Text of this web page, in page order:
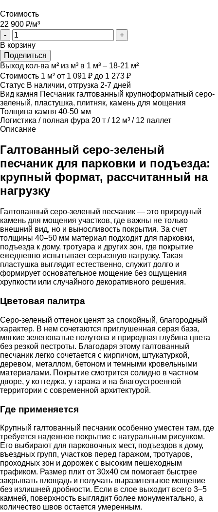
Стоимость
22 900 ₽/м³
-
+
В корзину
Поделиться
Выход кол-ва м² из м³ в 1 м³ – 18-21 м²
Стоимость 1 м² от 1 091 ₽ до 1 273 ₽
Статус В наличии, отгрузка 2-7 дней
Вид камня Песчаник галтованный крупноформатный серо-
зеленый, пластушка, плитняк, камень для мощения
Толщина камня 40-50 мм
Логистика / полная фура 20 т / 12 м³ / 12 паллет
Описание
Галтованный серо-зеленый
песчаник для парковки и подъезда:
крупный формат, рассчитанный на
нагрузку
Галтованный серо-зеленый песчаник — это природный
камень для мощения участков, где важны не только
внешний вид, но и выносливость покрытия. За счет
толщины 40–50 мм материал подходит для парковки,
подъезда к дому, тротуара и других зон, где покрытие
ежедневно испытывает серьезную нагрузку. Такая
пластушка выглядит естественно, служит долго и
формирует основательное мощение без ощущения
хрупкости или случайного декоративного решения.
Цветовая палитра
Серо-зеленый оттенок ценят за спокойный, благородный
характер. В нем сочетаются приглушенная серая база,
мягкие зеленоватые полутона и природная глубина цвета
без резкой пестроты. Благодаря этому галтованный
песчаник легко сочетается с кирпичом, штукатуркой,
деревом, металлом, бетоном и темными кровельными
материалами. Покрытие смотрится солидно в частном
дворе, у коттеджа, у гаража и на благоустроенной
территории с современной архитектурой.
Где применяется
Крупный галтованный песчаник особенно уместен там, где
требуется надежное покрытие с натуральным рисунком.
Его выбирают для парковочных мест, подъездов к дому,
въездных групп, участков перед гаражом, тротуаров,
проходных зон и дорожек с высоким пешеходным
трафиком. Размер плит от 30х40 см помогает быстрее
закрывать площадь и получать выразительное мощение
без излишней дробности. Если в слое выходит всего 3–5
камней, поверхность выглядит более монументально, а
количество швов остается умеренным.